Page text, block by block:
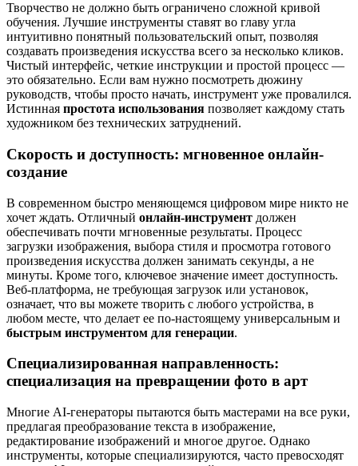
Творчество не должно быть ограничено сложной кривой
обучения. Лучшие инструменты ставят во главу угла
интуитивно понятный пользовательский опыт, позволяя
создавать произведения искусства всего за несколько кликов.
Чистый интерфейс, четкие инструкции и простой процесс —
это обязательно. Если вам нужно посмотреть дюжину
руководств, чтобы просто начать, инструмент уже провалился.
Истинная простота использования позволяет каждому стать
художником без технических затруднений.
Скорость и доступность: мгновенное онлайн-
создание
В современном быстро меняющемся цифровом мире никто не
хочет ждать. Отличный онлайн-инструмент должен
обеспечивать почти мгновенные результаты. Процесс
загрузки изображения, выбора стиля и просмотра готового
произведения искусства должен занимать секунды, а не
минуты. Кроме того, ключевое значение имеет доступность.
Веб-платформа, не требующая загрузок или установок,
означает, что вы можете творить с любого устройства, в
любом месте, что делает ее по-настоящему универсальным и
быстрым инструментом для генерации.
Специализированная направленность:
специализация на превращении фото в арт
Многие AI-генераторы пытаются быть мастерами на все руки,
предлагая преобразование текста в изображение,
редактирование изображений и многое другое. Однако
инструменты, которые специализируются, часто превосходят